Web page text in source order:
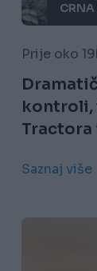
Prije oko
kontroli,
Tractora
Saznaj više